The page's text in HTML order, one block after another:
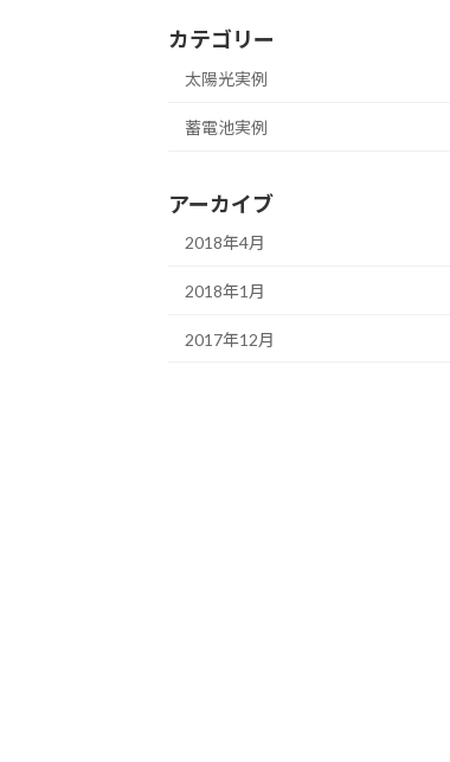
カテゴリー
太陽光実例
蓄電池実例
アーカイブ
2018年4月
2018年1月
2017年12月